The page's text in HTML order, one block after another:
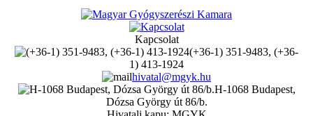
Kapcsolat
(+36-1) 351-9483, (+36-
1) 413-1924
hivatal@mgyk.hu
H-1068 Budapest,
Dózsa György út 86/b.